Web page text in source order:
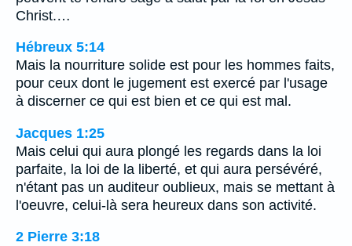
Christ.…
Hébreux 5:14
Mais la nourriture solide est pour les hommes faits,
pour ceux dont le jugement est exercé par l'usage
à discerner ce qui est bien et ce qui est mal.
Jacques 1:25
Mais celui qui aura plongé les regards dans la loi
parfaite, la loi de la liberté, et qui aura persévéré,
n'étant pas un auditeur oublieux, mais se mettant à
l'oeuvre, celui-là sera heureux dans son activité.
2 Pierre 3:18